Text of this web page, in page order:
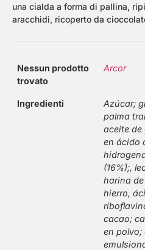
una cialda a forma di pallina,
aracchidi, ricoperto da
Nessun prodotto
trovato
Arcor
Ingredienti
Azúcar;
palma
aceite de
en ácido
(16%);,
harina
hierro,
cacao;
en polvo;